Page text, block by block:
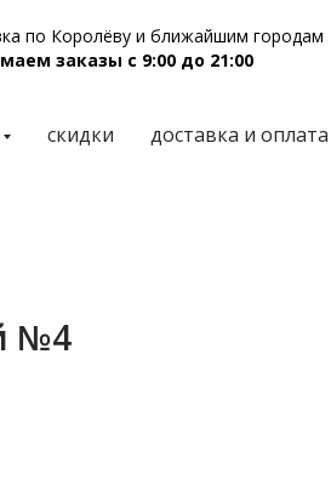
по Королёву и ближайшим городам
заказы с 9:00 до 21:00
скидки доставка и оплата
№4